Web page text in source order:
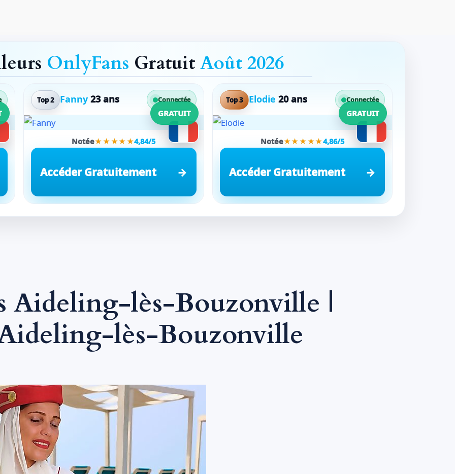
OnlyFans GratuitAoût 2026
Top 2 Fanny 23 ans Connectée
GRATUIT
Notée★★★★★4,84/5
Accéder Gratuitement
Top 3 Elodie 20 ans Connectée
GRATUIT
Notée★★★★★4,86/5
Accéder Gratuitement
Aideling-lès-Bouzonville |
lès-Bouzonville